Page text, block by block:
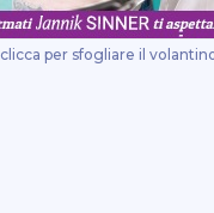
clicca per sfogliare il